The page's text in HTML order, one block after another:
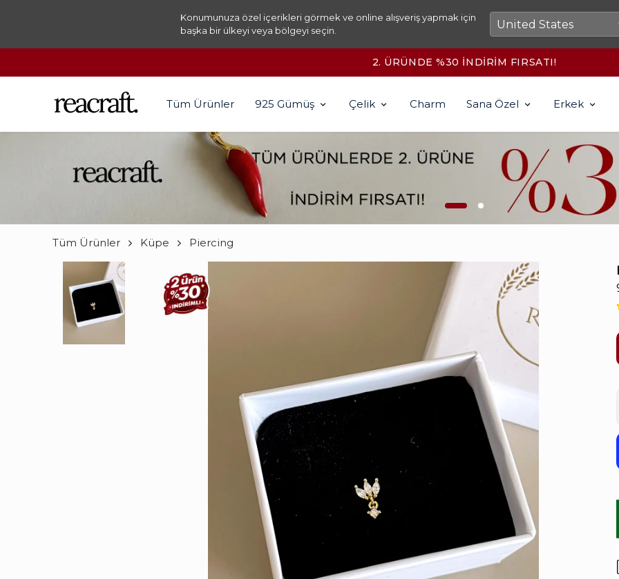
Konumunuza özel içerikleri görmek ve online alışveriş yapmak için
başka bir ülkeyi veya bölgeyi seçin.
2500₺ ÜZERİ KARGO ÜCRETSİZ!
Tüm Ürünler 925 Gümüş Çelik Charm Sana Özel Erkek
Tüm Ürünler Küpe Piercing